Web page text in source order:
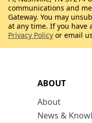
ABOUT
About
News &
communications and
Gateway. You may
at any time. If you have
Privacy Policy or email